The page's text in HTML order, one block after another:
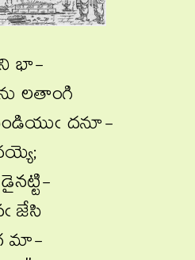
భా-
లతాంగి
దనూ-
జేసి
మా-